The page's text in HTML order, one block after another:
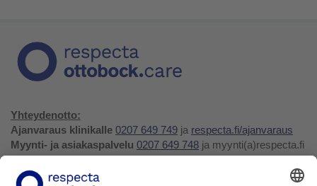
Yhteydenotto:
Ajanvaraus klinikalle 0207 649 749 ja respecta.fi/ajanvaraus
Myynti- ja asiakaspalvelu 0207 649 748 ja myynti(a)respecta.fi
Huolto- ja varaosapalvelu 0207 649 747, huolto(a)respecta.fi
tai huollon ja varaosien